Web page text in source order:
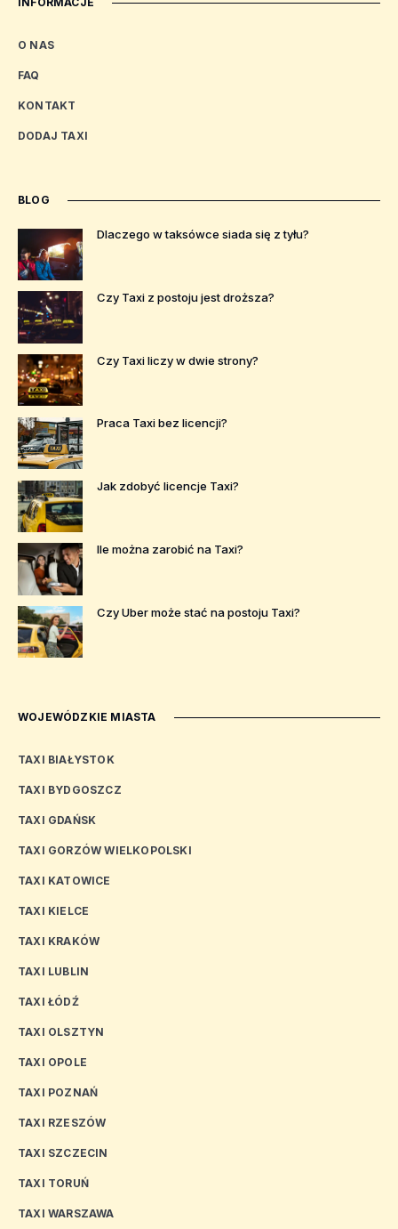
O NAS
FAQ
KONTAKT
DODAJ TAXI
BLOG
Dlaczego w taksówce siada się z tyłu?
Czy Taxi z postoju jest droższa?
Czy Taxi liczy w dwie strony?
Praca Taxi bez licencji?
Jak zdobyć licencje Taxi?
Ile można zarobić na Taxi?
Czy Uber może stać na postoju Taxi?
WOJEWÓDZKIE MIASTA
TAXI BIAŁYSTOK
TAXI BYDGOSZCZ
TAXI GDAŃSK
TAXI GORZÓW WIELKOPOLSKI
TAXI KATOWICE
TAXI KIELCE
TAXI KRAKÓW
TAXI LUBLIN
TAXI ŁÓDŹ
TAXI OLSZTYN
TAXI OPOLE
TAXI POZNAŃ
TAXI RZESZÓW
TAXI SZCZECIN
TAXI TORUŃ
TAXI WARSZAWA